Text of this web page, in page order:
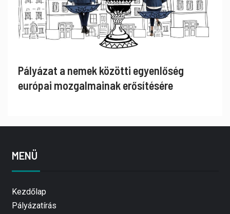
Pályázat a nemek közötti egyenlőség
európai mozgalmainak erősítésére
MENÜ
Kezdőlap
Pályázatírás